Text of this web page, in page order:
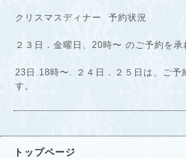
クリスマスディナー 予約状況
２３日．金曜日、20時〜 のご予約を承
23日.18時〜. ２４日．２５日は、ご予
す。
トップページ